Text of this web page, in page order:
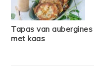
Tapas van aubergines
met kaas